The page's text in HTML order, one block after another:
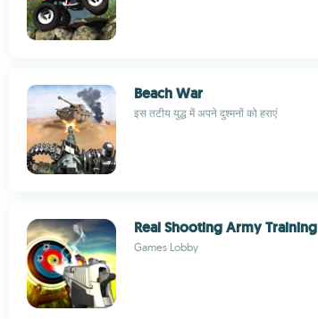
Beach War
इस तटीय युद्ध में अपने दुश्मनों को हराएं
Real Shooting Army Training
Games Lobby